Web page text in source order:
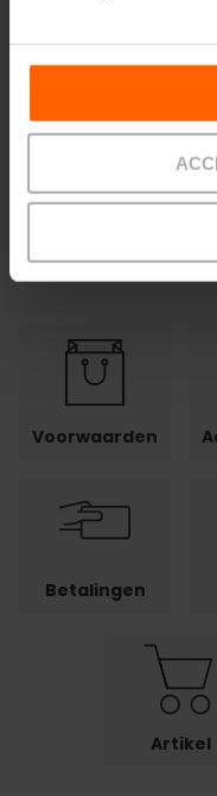
Duur: 2h
€
Voorwaarden
Betalingen
Artikel